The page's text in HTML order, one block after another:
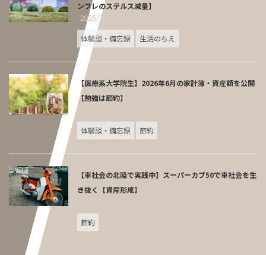
ンフレのステルス減量】
2026/7/8
体験談・備忘録 生活のちえ
【医療系大学院生】2026年6月の家計簿・資産額を公開
【勉強は節約】
体験談・備忘録 節約
【車社会の北陸で実践中】スーパーカブ50で車社会を生
き抜く【資産形成】
節約